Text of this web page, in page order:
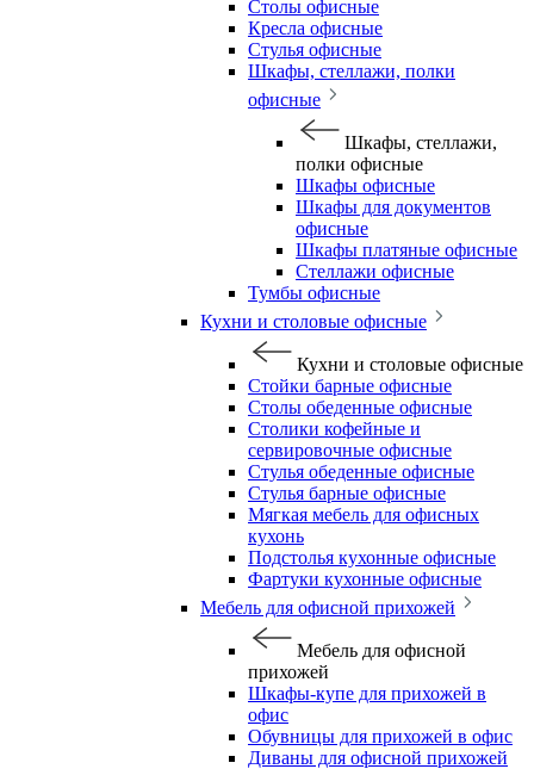
Столы офисные
Кресла офисные
Стулья офисные
Шкафы, стеллажи, полки
офисные
Шкафы, стеллажи,
полки офисные
Шкафы офисные
Шкафы для документов
офисные
Шкафы платяные офисные
Стеллажи офисные
Тумбы офисные
Кухни и столовые офисные
Кухни и столовые офисные
Стойки барные офисные
Столы обеденные офисные
Столики кофейные и
сервировочные офисные
Стулья обеденные офисные
Стулья барные офисные
Мягкая мебель для офисных
кухонь
Подстолья кухонные офисные
Фартуки кухонные офисные
Мебель для офисной прихожей
Мебель для офисной
прихожей
Шкафы-купе для прихожей в
офис
Обувницы для прихожей в офис
Диваны для офисной прихожей